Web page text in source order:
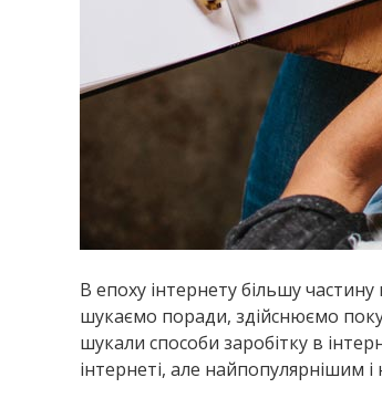
В епоху інтернету більшу
шукаємо поради, здійснюємо
шукали способи заробітку в
інтернеті, але найпопулярнішим